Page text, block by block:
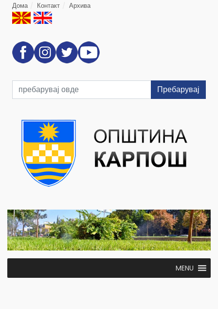
Дома Контакт Архива
Пребарувај
MENU